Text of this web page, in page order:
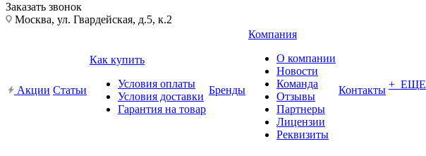
Заказать звонок
Москва, ул. Гвардейская, д.5, к.2
Акции Статьи
Как купить
Условия оплаты
Условия доставки
Гарантия на товар
Бренды
Компания
О компании
Новости
Команда
Отзывы
Партнеры
Лицензии
Реквизиты
Контакты + ЕЩЕ